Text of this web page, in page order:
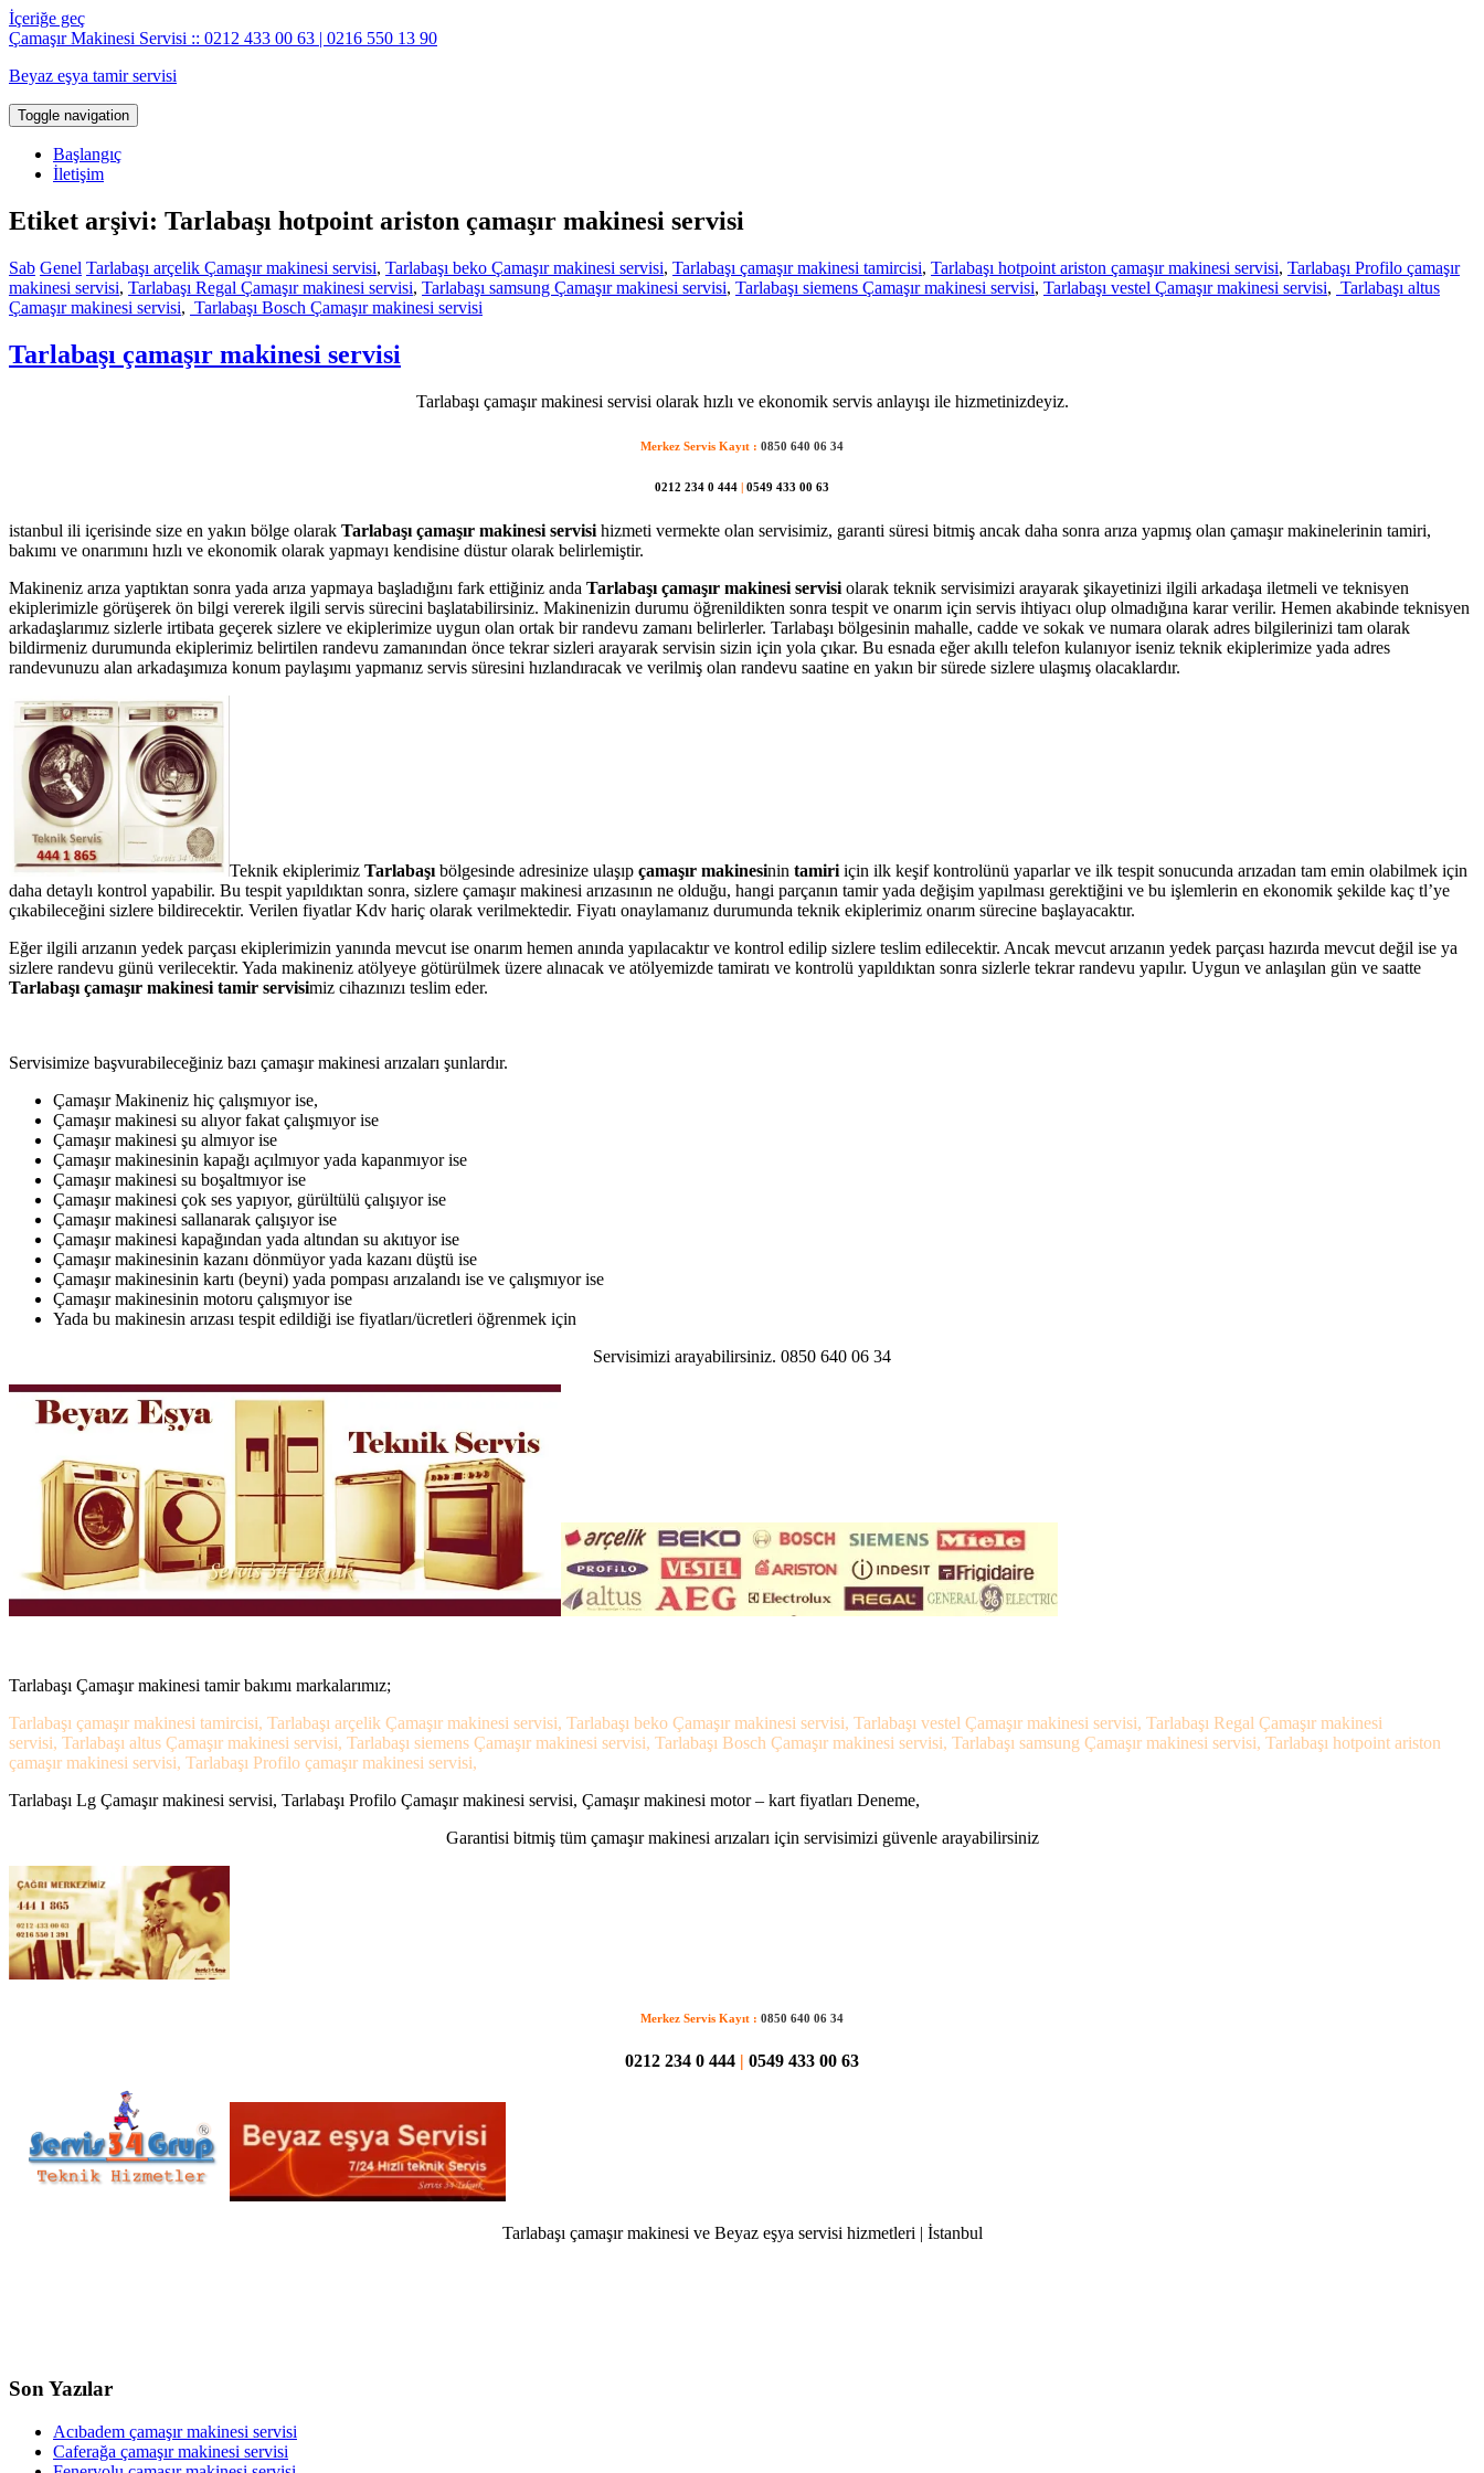
İçeriğe geç
Çamaşır Makinesi Servisi :: 0212 433 00 63 | 0216 550 13 90
Beyaz eşya tamir servisi
Toggle navigation
Başlangıç
İletişim
Etiket arşivi: Tarlabaşı hotpoint ariston çamaşır makinesi servisi
Sab Genel Tarlabaşı arçelik Çamaşır makinesi servisi, Tarlabaşı beko Çamaşır makinesi servisi, Tarlabaşı çamaşır makinesi tamircisi, Tarlabaşı hotpoint ariston çamaşır makinesi servisi, Tarlabaşı Profilo çamaşır
makinesi servisi, Tarlabaşı Regal Çamaşır makinesi servisi, Tarlabaşı samsung Çamaşır makinesi servisi, Tarlabaşı siemens Çamaşır makinesi servisi, Tarlabaşı vestel Çamaşır makinesi servisi, Tarlabaşı altus
Çamaşır makinesi servisi, Tarlabaşı Bosch Çamaşır makinesi servisi
Tarlabaşı çamaşır makinesi servisi
Tarlabaşı çamaşır makinesi servisi olarak hızlı ve ekonomik servis anlayışı ile hizmetinizdeyiz.
Merkez Servis Kayıt : 0850 640 06 34
0212 234 0 444 | 0549 433 00 63
istanbul ili içerisinde size en yakın bölge olarak Tarlabaşı çamaşır makinesi servisi hizmeti vermekte olan servisimiz, garanti süresi bitmiş ancak daha sonra arıza yapmış olan çamaşır makinelerinin tamiri,
bakımı ve onarımını hızlı ve ekonomik olarak yapmayı kendisine düstur olarak belirlemiştir.
Makineniz arıza yaptıktan sonra yada arıza yapmaya başladığını fark ettiğiniz anda Tarlabaşı çamaşır makinesi servisi olarak teknik servisimizi arayarak şikayetinizi ilgili arkadaşa iletmeli ve teknisyen
ekiplerimizle görüşerek ön bilgi vererek ilgili servis sürecini başlatabilirsiniz. Makinenizin durumu öğrenildikten sonra tespit ve onarım için servis ihtiyacı olup olmadığına karar verilir. Hemen akabinde teknisyen
arkadaşlarımız sizlerle irtibata geçerek sizlere ve ekiplerimize uygun olan ortak bir randevu zamanı belirlerler. Tarlabaşı bölgesinin mahalle, cadde ve sokak ve numara olarak adres bilgilerinizi tam olarak
bildirmeniz durumunda ekiplerimiz belirtilen randevu zamanından önce tekrar sizleri arayarak servisin sizin için yola çıkar. Bu esnada eğer akıllı telefon kulanıyor iseniz teknik ekiplerimize yada adres
randevunuzu alan arkadaşımıza konum paylaşımı yapmanız servis süresini hızlandıracak ve verilmiş olan randevu saatine en yakın bir sürede sizlere ulaşmış olacaklardır.
Teknik ekiplerimiz Tarlabaşı bölgesinde adresinize ulaşıp çamaşır makinesinin tamiri için ilk keşif kontrolünü yaparlar ve ilk tespit sonucunda arızadan tam emin olabilmek için
daha detaylı kontrol yapabilir. Bu tespit yapıldıktan sonra, sizlere çamaşır makinesi arızasının ne olduğu, hangi parçanın tamir yada değişim yapılması gerektiğini ve bu işlemlerin en ekonomik şekilde kaç tl’ye
çıkabileceğini sizlere bildirecektir. Verilen fiyatlar Kdv hariç olarak verilmektedir. Fiyatı onaylamanız durumunda teknik ekiplerimiz onarım sürecine başlayacaktır.
Eğer ilgili arızanın yedek parçası ekiplerimizin yanında mevcut ise onarım hemen anında yapılacaktır ve kontrol edilip sizlere teslim edilecektir. Ancak mevcut arızanın yedek parçası hazırda mevcut değil ise ya
sizlere randevu günü verilecektir. Yada makineniz atölyeye götürülmek üzere alınacak ve atölyemizde tamiratı ve kontrolü yapıldıktan sonra sizlerle tekrar randevu yapılır. Uygun ve anlaşılan gün ve saatte
Tarlabaşı çamaşır makinesi tamir servisimiz cihazınızı teslim eder.
Servisimize başvurabileceğiniz bazı çamaşır makinesi arızaları şunlardır.
Çamaşır Makineniz hiç çalışmıyor ise,
Çamaşır makinesi su alıyor fakat çalışmıyor ise
Çamaşır makinesi şu almıyor ise
Çamaşır makinesinin kapağı açılmıyor yada kapanmıyor ise
Çamaşır makinesi su boşaltmıyor ise
Çamaşır makinesi çok ses yapıyor, gürültülü çalışıyor ise
Çamaşır makinesi sallanarak çalışıyor ise
Çamaşır makinesi kapağından yada altından su akıtıyor ise
Çamaşır makinesinin kazanı dönmüyor yada kazanı düştü ise
Çamaşır makinesinin kartı (beyni) yada pompası arızalandı ise ve çalışmıyor ise
Çamaşır makinesinin motoru çalışmıyor ise
Yada bu makinesin arızası tespit edildiği ise fiyatları/ücretleri öğrenmek için
Servisimizi arayabilirsiniz. 0850 640 06 34
Tarlabaşı Çamaşır makinesi tamir bakımı markalarımız;
Tarlabaşı çamaşır makinesi tamircisi, Tarlabaşı arçelik Çamaşır makinesi servisi, Tarlabaşı beko Çamaşır makinesi servisi, Tarlabaşı vestel Çamaşır makinesi servisi, Tarlabaşı Regal Çamaşır makinesi
servisi, Tarlabaşı altus Çamaşır makinesi servisi, Tarlabaşı siemens Çamaşır makinesi servisi, Tarlabaşı Bosch Çamaşır makinesi servisi, Tarlabaşı samsung Çamaşır makinesi servisi, Tarlabaşı hotpoint ariston
çamaşır makinesi servisi, Tarlabaşı Profilo çamaşır makinesi servisi,
Tarlabaşı Lg Çamaşır makinesi servisi, Tarlabaşı Profilo Çamaşır makinesi servisi, Çamaşır makinesi motor – kart fiyatları Deneme,
Garantisi bitmiş tüm çamaşır makinesi arızaları için servisimizi güvenle arayabilirsiniz
Merkez Servis Kayıt : 0850 640 06 34
0212 234 0 444 0549 433 00 63
Tarlabaşı çamaşır makinesi ve Beyaz eşya servisi hizmetleri | İstanbul
Son Yazılar
Acıbadem çamaşır makinesi servisi
Caferağa çamaşır makinesi servisi